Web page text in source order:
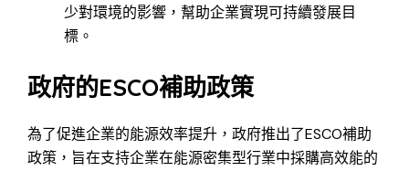
少對環境的影響，幫助企業實現可持續發展目
標。
政府的ESCO補助政策
為了促進企業的能源效率提升，政府推出了ESCO補助
政策，旨在支持企業在能源密集型行業中採購高效能的